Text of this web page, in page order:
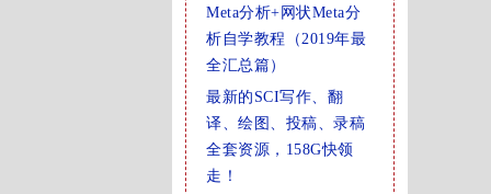
Meta分析+网状Meta分
析自学教程（2019年最
全汇总篇）
最新的SCI写作、翻
译、绘图、投稿、录稿
全套资源，158G快领
走！